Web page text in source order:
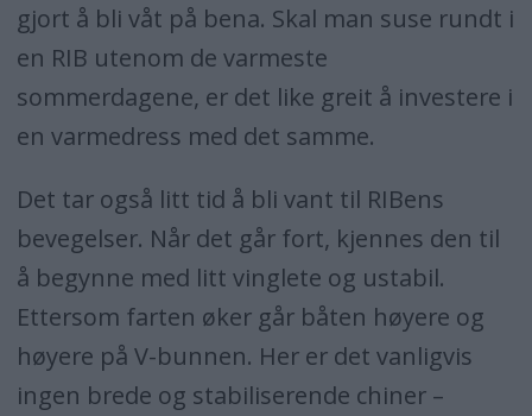
gjort å bli våt på bena. Skal man suse rundt i
en RIB utenom de varmeste
sommerdagene, er det like greit å investere i
en varmedress med det samme.
Det tar også litt tid å bli vant til RIBens
bevegelser. Når det går fort, kjennes den til
å begynne med litt vinglete og ustabil.
Ettersom farten øker går båten høyere og
høyere på V-bunnen. Her er det vanligvis
ingen brede og stabiliserende chiner –